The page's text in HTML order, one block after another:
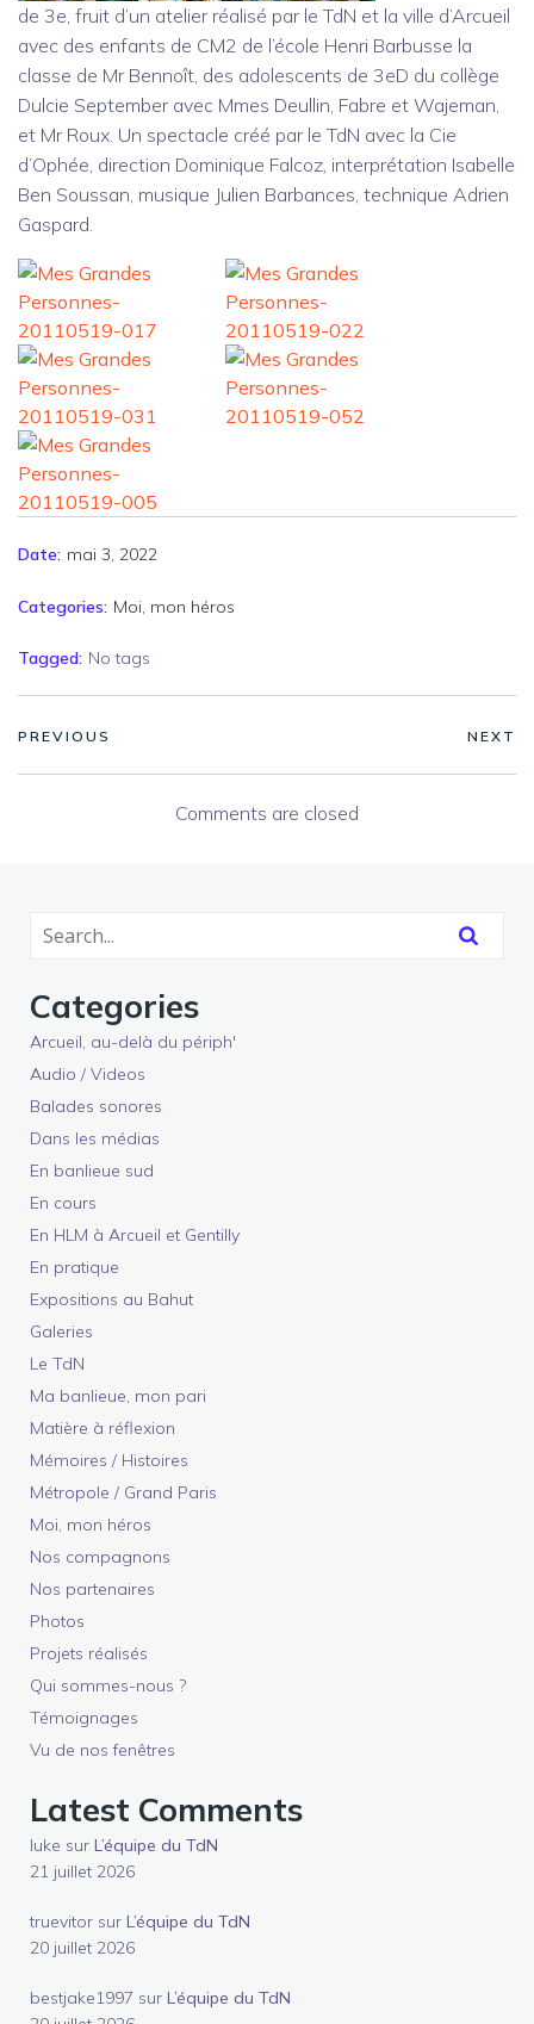
de 3e, fruit d’un atelier réalisé par le TdN et la ville d’Arcueil
avec des enfants de CM2 de l’école Henri Barbusse la
classe de Mr Bennoît, des adolescents de 3eD du collège
Dulcie September avec Mmes Deullin, Fabre et Wajeman,
et Mr Roux. Un spectacle créé par le TdN avec la Cie
d’Ophée, direction Dominique Falcoz, interprétation Isabelle
Ben Soussan, musique Julien Barbances, technique Adrien
Gaspard.
Date: mai 3, 2022
Categories: Moi, mon héros
Tagged: No tags
PREVIOUS NEXT
Comments are closed
Categories
Arcueil, au-delà du périph'
Audio / Videos
Balades sonores
Dans les médias
En banlieue sud
En cours
En HLM à Arcueil et Gentilly
En pratique
Expositions au Bahut
Galeries
Le TdN
Ma banlieue, mon pari
Matière à réflexion
Mémoires / Histoires
Métropole / Grand Paris
Moi, mon héros
Nos compagnons
Nos partenaires
Photos
Projets réalisés
Qui sommes-nous ?
Témoignages
Vu de nos fenêtres
Latest Comments
luke sur L’équipe du TdN
21 juillet 2026
truevitor sur L’équipe du TdN
20 juillet 2026
bestjake1997 sur L’équipe du TdN